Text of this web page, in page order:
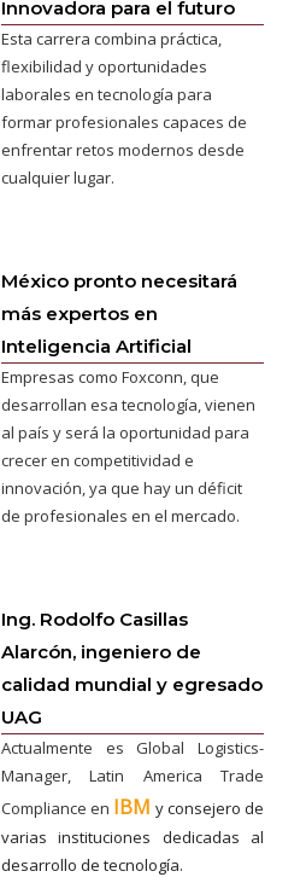
Innovadora para el futuro
Esta carrera combina práctica,
flexibilidad y oportunidades
laborales en tecnología para
formar profesionales capaces de
enfrentar retos modernos desde
cualquier lugar.
México pronto necesitará
más expertos en
Inteligencia Artificial
Empresas como Foxconn, que
desarrollan esa tecnología, vienen
al país y será la oportunidad para
crecer en competitividad e
innovación, ya que hay un déficit
de profesionales en el mercado.
Ing. Rodolfo Casillas
Alarcón, ingeniero de
calidad mundial y egresado
UAG
Actualmente es Global Logistics-
Manager, Latin America Trade
Compliance en IBM y consejero de
varias instituciones dedicadas al
desarrollo de tecnología.